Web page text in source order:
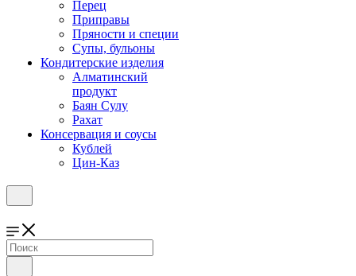
Перец
Приправы
Пряности и специи
Супы, бульоны
Кондитерские изделия
Алматинский
продукт
Баян Сулу
Рахат
Консервация и соусы
Кублей
Цин-Каз